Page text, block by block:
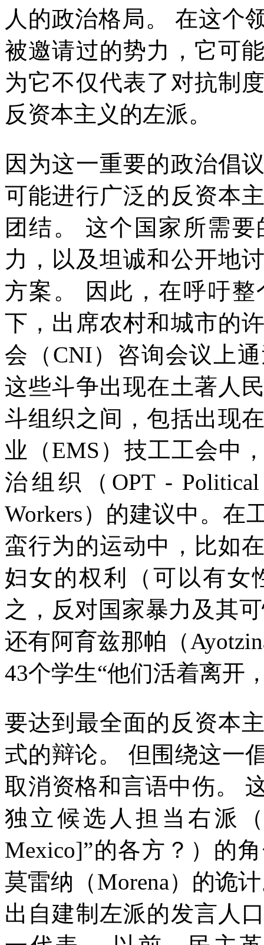
人的政治格局。
在这个
被邀请过的势力，它可
为它不仅代表了对抗制
反资本主义的左派。
因为这一重要的政治倡
可能进行广泛的反资本
团结。
这个国家所需
力，以及坦诚和公开地
方案。
因此，在呼吁
下，出席农村和城市的
会（ CNI）咨询会议上
这些斗争出现在土著人
斗组织之间，包括出现
业（EMS ）技工工会中
治组织（ OPT -
Workers）的建议中。在
蛮行为的运动中，比如
妇女的权利（可以有女
之，反对国家暴力及其
还有阿育兹那帕（
43个学生“他们活着离开
要达到最全面的反资本
式的辩论。
但围绕这一
取消资格和言语中伤。
独立候选人担当右派
Mexico]”的各方？）的
莫雷纳（Morena）的诡
出自建制左派的发言人